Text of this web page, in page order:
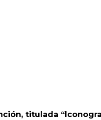
titulada